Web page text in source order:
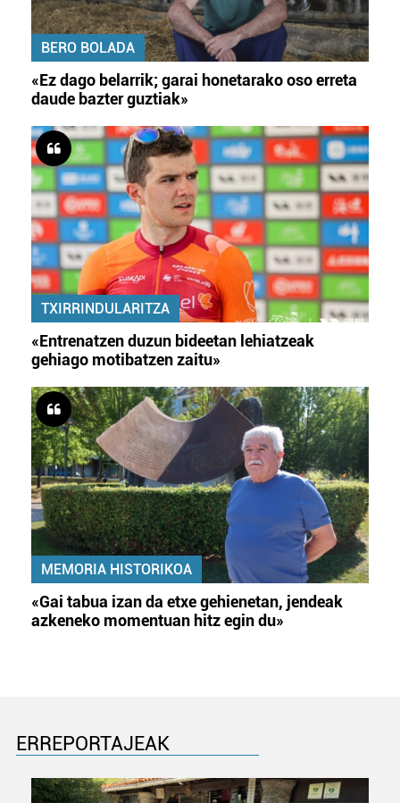
BERO BOLADA
«Ez dago belarrik; garai honetarako oso erreta
daude bazter guztiak»
TXIRRINDULARITZA
«Entrenatzen duzun bideetan lehiatzeak
gehiago motibatzen zaitu»
MEMORIA HISTORIKOA
«Gai tabua izan da etxe gehienetan, jendeak
azkeneko momentuan hitz egin du»
ERREPORTAJEAK